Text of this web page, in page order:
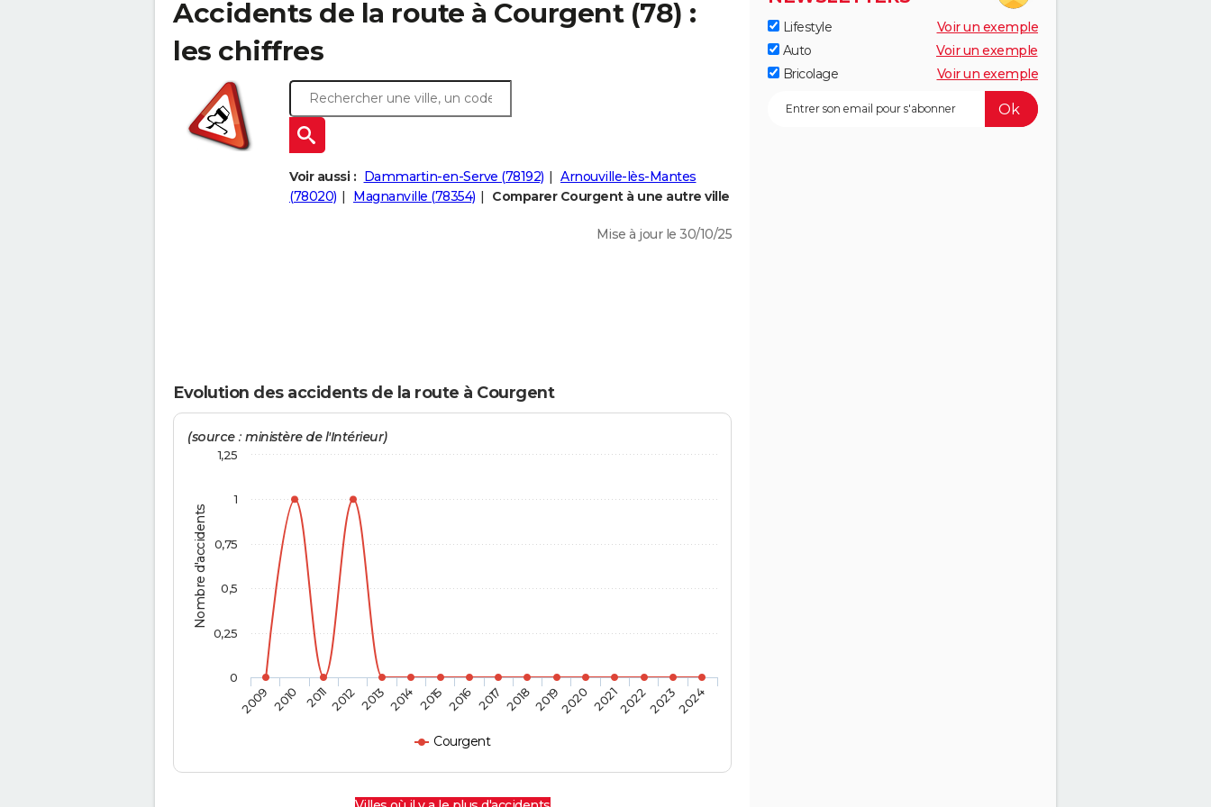
Accidents de la route à Courgent (78) :
les chiffres
Voir aussi : Dammartin-en-Serve (78192)
Arnouville-lès-Mantes
(78020)
Magnanville (78354) Comparer Courgent à une autre ville
Mise à jour le 30/10/25
Evolution des accidents de la route à Courgent
Nombre d'accidents
(source : ministère de l'Intérieur)
Courgent
2009 2010 20112012 2013 2014 2015 2016 2017 201820192020 2021202220232024
0
0,25
0,5
0,75
1
1,25
Lifestyle
Voir un exemple
Auto
Voir un exemple
Bricolage
Voir un exemple